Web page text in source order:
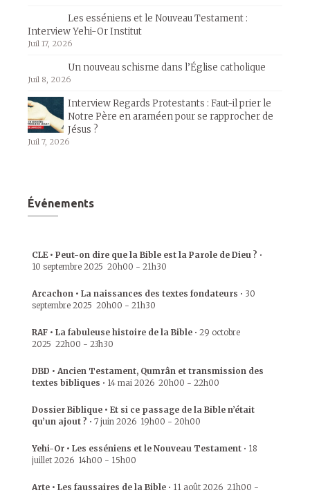
Les esséniens et le Nouveau Testament :
Interview Yehi-Or Institut
Juil 17, 2026
Un nouveau schisme dans l’Église catholique
Juil 8, 2026
Interview Regards Protestants : Faut-il prier le
Notre Père en araméen pour se rapprocher de
Jésus ?
Juil 7, 2026
Événements
CLE • Peut-on dire que la Bible est la Parole de Dieu ? •
10 septembre 2025 20h00 - 21h30
Arcachon • La naissances des textes fondateurs • 30
septembre 2025 20h00 - 21h30
RAF • La fabuleuse histoire de la Bible • 29 octobre
2025 22h00 - 23h30
DBD • Ancien Testament, Qumrân et transmission des
textes bibliques • 14 mai 2026 20h00 - 22h00
Dossier Biblique • Et si ce passage de la Bible n’était
qu’un ajout ? • 7 juin 2026 19h00 - 20h00
Yehi-Or • Les esséniens et le Nouveau Testament • 18
juillet 2026 14h00 - 15h00
Arte • Les faussaires de la Bible • 11 août 2026 21h00 -